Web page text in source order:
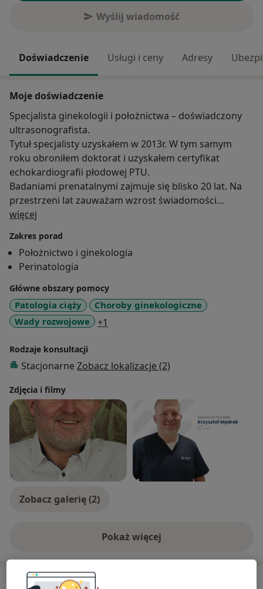
Wyślij wiadomość
Doświadczenie Usługi i ceny Adresy
Moje doświadczenie
Specjalista ginekologii i położnictwa – doświadczony
ultrasonografista.
Tytuł specjalisty uzyskałem w 2013r. W tym samym
roku obroniłem doktorat i uzyskałem certyfikat
echokardiografii płodowej PTU.
Badaniami prenatalnymi zajmuje się blisko 20 lat. Na
przestrzeni lat zauważam wzrost świadomości
pacjentek, jak wiele dają takie badania i jak szybko
wady płodu i zacząć działać.
więcej
Zakres porad
Położnictwo i ginekologia
Perinatologia
Główne obszary pomocy
Patologia ciąży
Choroby ginekologiczne
Wady rozwojowe
+1
Rodzaje konsultacji
Stacjonarne Zobacz lokalizacje (2)
Zdjęcia i filmy
Zobacz galerię (2)
Pokaż więcejo doświadczeniu
Usługi i ceny